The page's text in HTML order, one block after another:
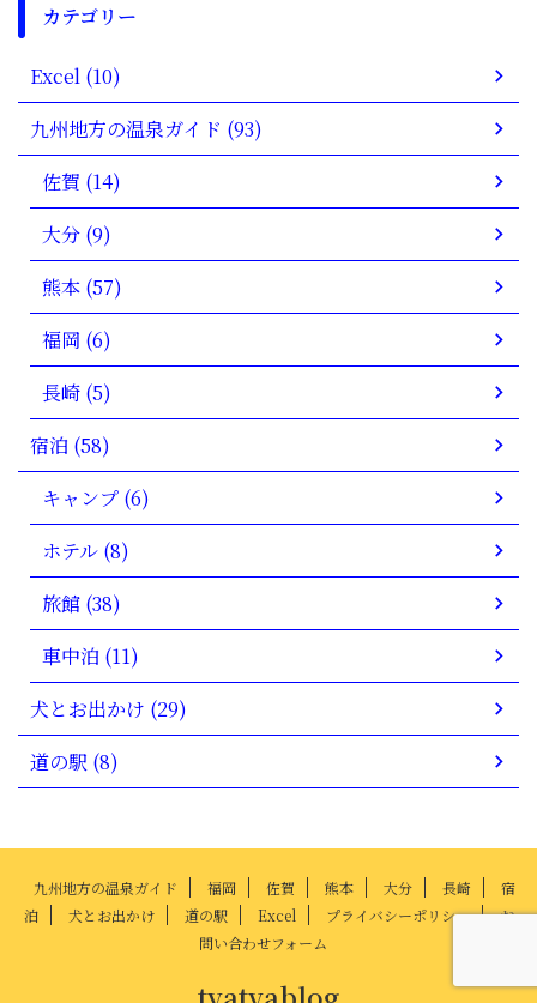
カテゴリー
Excel (10)
九州地方の温泉ガイド (93)
佐賀 (14)
大分 (9)
熊本 (57)
福岡 (6)
長崎 (5)
宿泊 (58)
キャンプ (6)
ホテル (8)
旅館 (38)
車中泊 (11)
犬とお出かけ (29)
道の駅 (8)
九州地方の温泉ガイド 福岡 佐賀 熊本 大分 長崎
宿
泊
犬とお出かけ 道の駅 Excel プライバシーポリシー
お
問い合わせフォーム